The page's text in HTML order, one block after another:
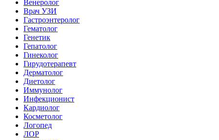
Венеролог
Врач УЗИ
Гастроэнтеролог
Гематолог
Генетик
Гепатолог
Гинеколог
Гирудотерапевт
Дерматолог
Диетолог
Иммунолог
Инфекционист
Кардиолог
Косметолог
Логопед
ЛОР